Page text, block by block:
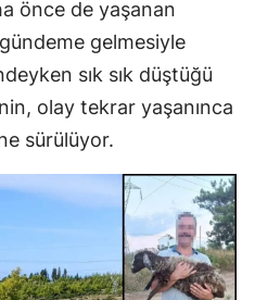
önce de yaşanan
gelmesiyle
sık sık düştüğü
olay tekrar yaşanınca
sürülüyor.